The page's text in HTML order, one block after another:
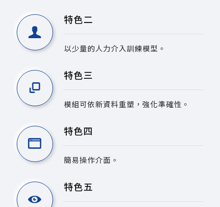
特色二
以少量的人力介入訓練模型。
特色三
模組可依新資料重塑，強化準確性。
特色四
簡易操作介面。
特色五